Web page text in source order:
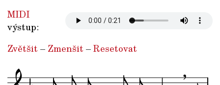
MIDI
výstup:
Zvětšit – Zmenšit –Resetovat